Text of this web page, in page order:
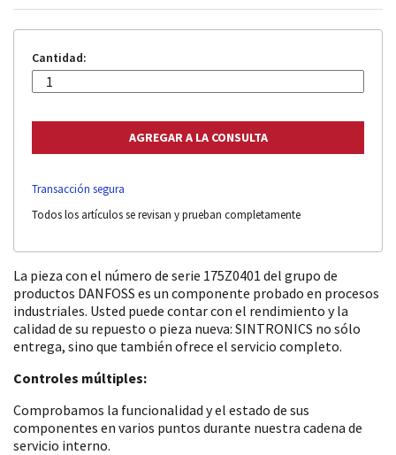
Cantidad:
Transacción segura
Todos los artículos se revisan y prueban completamente
La pieza con el número de serie 175Z0401 del grupo de
productos DANFOSS es un componente probado en procesos
industriales. Usted puede contar con el rendimiento y la
calidad de su repuesto o pieza nueva: SINTRONICS no sólo
entrega, sino que también ofrece el servicio completo.
Controles múltiples:
Comprobamos la funcionalidad y el estado de sus
componentes en varios puntos durante nuestra cadena de
servicio interno.